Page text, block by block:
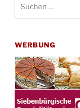
WERBUNG